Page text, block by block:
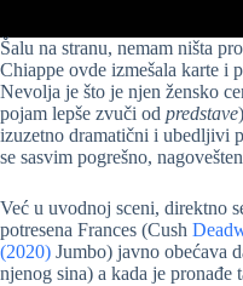
Šalu na stranu, nemam ništa
Chiappe ovde izmešala karte i
Nevolja je što je njen žensko
pojam lepše zvuči od predstave
izuzetno dramatični i ubedljivi
se sasvim pogrešno,
Već u uvodnoj sceni, direktno
potresena Frances (Cush
(2020) Jumbo) javno obećava
njenog sina) a kada je pronađe